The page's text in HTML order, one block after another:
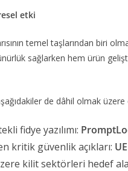
etki
temel taşlarından biri
sağlarken hem ürün
de dâhil olmak
fidye yazılımı:
kritik güvenlik açıkları:
kilit sektörleri hedef